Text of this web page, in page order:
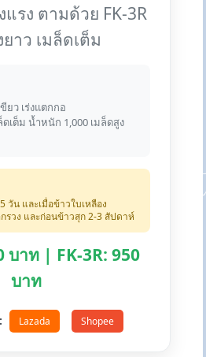
แรง ตามด้วย FK-3R
ยาว เมล็ดเต็ม
ขียว เร่งแตกกอ
ดเต็ม น้ำหนัก 1,000 เมล็ดสูง
วัน และเมื่อข้าวใบเหลือง
กรวง และก่อนข้าวสุก 2-3 สัปดาห์
บาท | FK-3R: 950
บาท
Lazada Shopee